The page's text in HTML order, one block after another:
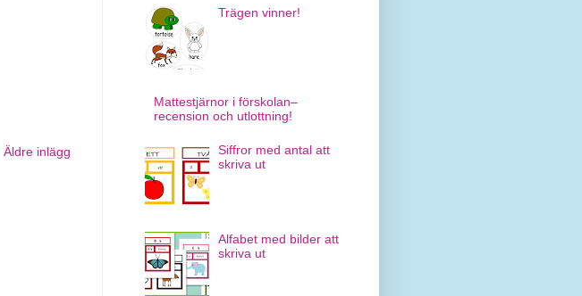
Äldre inlägg
Trägen vinner!
Mattestjärnor i förskolan–
recension och utlottning!
Siffror med antal att
skriva ut
Alfabet med bilder att
skriva ut